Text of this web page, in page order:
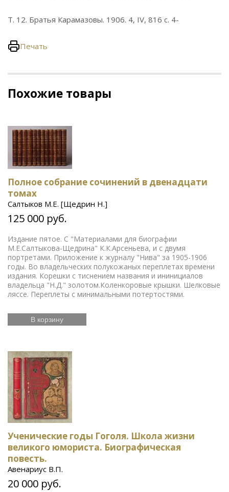
Т. 12. Братья Карамазовы. 1906. 4, IV, 816 с. 4-
Печать
Похожие товары
Полное собрание сочинений в двенадцати
томах
Салтыков М.Е. [Щедрин Н.]
125 000 руб.
Издание пятое. С "Материалами для биографии
М.Е.Салтыкова-Щедрина" К.К.Арсеньева, и с двумя
портретами. Приложение к журналу "Нива" за 1905-1906
годы. Во владельческих полукожаных переплетах времени
издания. Корешки с тиснением названия и ининициалов
владельца "Н.Д." золотом.Коленкоровые крышки. Шелковые
ляссе. Переплеты с минимальными потертостями.
В корзину
Ученические годы Гоголя. Школа жизни
великого юмориста. Биографическая
повесть.
Авенариус В.П.
20 000 руб.